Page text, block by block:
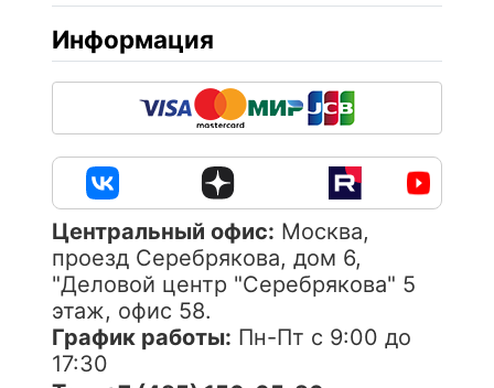
Информация
Центральный офис: Москва,
проезд Серебрякова, дом 6,
"Деловой центр "Серебрякова" 5
этаж, офис 58.
График работы: Пн-Пт с 9:00 до
17:30